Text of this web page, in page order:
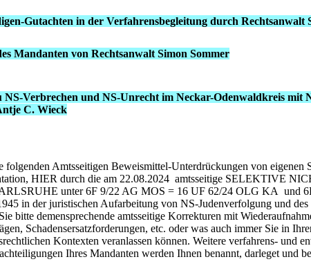
Gutachten in der Verfahrensbegleitung durch Rechtsanwalt
Mandanten von Rechtsanwalt Simon Sommer
Verbrechen und NS-Unrecht im Neckar-Odenwaldkreis mit
C. Wieck
Amtsseitigen Beweismittel-Unterdrückungen von eigenen
HIER durch die am 22.08.2024 amtsseitige SELEKTIVE
unter 6F 9/22 AG MOS = 16 UF 62/24 OLG KA und
in der juristischen Aufarbeitung von NS-Judenverfolgung und
bitte demensprechende amtsseitige Korrekturen mit
Schadensersatzforderungen, etc. oder was auch immer Sie in
Kontexten veranlassen können. Weitere verfahrens- und
Ihres Mandanten werden Ihnen benannt, darleget und